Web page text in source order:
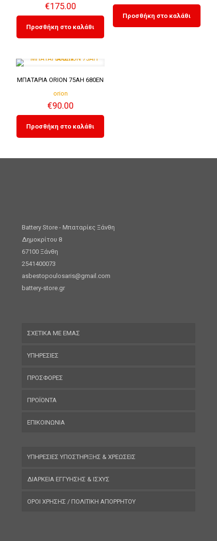
€175.00
Προσθήκη στο καλάθι
price
was:
€90.00.
τιμή
είναι:
Προσθήκη στο καλάθι
ΜΠΑΤΑΡΙΑ ORION 75AH 680EN
orion
€90.00
Προσθήκη στο καλάθι
Battery Store - Μπαταρίες Ξάνθη
Δημοκρίτου 8
67100 Ξάνθη
2541400073
asbestopoulosaris@gmail.com
battery-store.gr
ΣΧΕΤΙΚΑ ΜΕ ΕΜΑΣ
ΥΠΗΡΕΣΙΕΣ
ΠΡΟΣΦΟΡΕΣ
ΠΡΟΪΟΝΤΑ
ΕΠΙΚΟΙΝΩΝΙΑ
ΥΠΗΡΕΣΙΕΣ ΥΠΟΣΤΗΡΙΞΗΣ & ΧΡΕΩΣΕΙΣ
ΔΙΑΡΚΕΙΑ ΕΓΓΥΗΣΗΣ & ΙΣΧΥΣ
ΟΡΟΙ ΧΡΗΣΗΣ / ΠΟΛΙΤΙΚΗ ΑΠΟΡΡΗΤΟΥ